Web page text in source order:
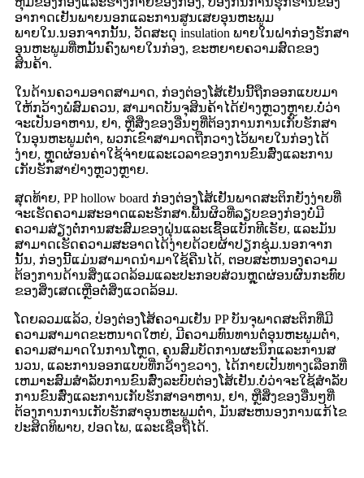
ອາກາດເຢັນພາຍນອກແລະການສູນເສຍອຸນຫະພູມ
ພາຍໃນ.ນອກຈາກນັ້ນ, ວັດສະດຸ insulation ພາຍໃນຝາກ່ອງຮັກສາ
ອຸນຫະພູມທີ່ຫມັ້ນຄົງພາຍໃນກ່ອງ, ຂະຫຍາຍຄວາມສົດຂອງ
ສິນຄ້າ.
ໃນດ້ານຄວາມອາດສາມາດ, ກ່ອງຕ່ອງໂສ້ເຢັນນີ້ຖືກອອກແບບມາ
ໃຫ້ກວ້າງພໍສົມຄວນ, ສາມາດບັນຈຸສິນຄ້າໄດ້ຢ່າງຫຼວງຫຼາຍ.ບໍ່ວ່າ
ຈະເປັນອາຫານ, ຢາ, ຫຼືສິ່ງຂອງອື່ນໆທີ່ຕ້ອງການການເກັບຮັກສາ
ໃນອຸນຫະພູມຕ່ໍາ, ພວກເຂົາສາມາດຖືກວາງໄວ້ພາຍໃນກ່ອງໄດ້
ງ່າຍ, ຫຼຸດຜ່ອນຄ່າໃຊ້ຈ່າຍແລະເວລາຂອງການຂົນສົ່ງແລະການ
ເກັບຮັກສາຢ່າງຫຼວງຫຼາຍ.
ສຸດທ້າຍ, PP hollow board ກ່ອງຕ່ອງໂສ້ເຢັນພາດສະຕິກຍັງງ່າຍທີ່
ຈະເຮັດຄວາມສະອາດແລະຮັກສາ.ພື້ນຜິວທີ່ລຽບຂອງກ່ອງບໍ່ມີ
ຄວາມສ່ຽງຕໍ່ການສະສົມຂອງຝຸ່ນແລະເຊື້ອແບັກທີເຣັຍ, ແລະມັນ
ສາມາດເຮັດຄວາມສະອາດໄດ້ງ່າຍດ້ວຍຜ້າປຽກຊຸ່ມ.ນອກຈາກ
ນັ້ນ, ກ່ອງນີ້ແມ່ນສາມາດນໍາມາໃຊ້ຄືນໄດ້, ຕອບສະຫນອງຄວາມ
ຕ້ອງການດ້ານສິ່ງແວດລ້ອມແລະປະກອບສ່ວນຫຼຸດຜ່ອນຜົນກະທົບ
ຂອງສິ່ງເສດເຫຼືອຕໍ່ສິ່ງແວດລ້ອມ.
ໂດຍລວມແລ້ວ, ປ່ອງຕ່ອງໂສ້ຄວາມເຢັນ PP ບັນຈຸພາດສະຕິກທີ່ມີ
ຄວາມສາມາດຂະຫນາດໃຫຍ່, ມີຄວາມທົນທານຕໍ່ອຸນຫະພູມຕ່ໍາ,
ຄວາມສາມາດໃນການໂຫຼດ, ຄຸນສົມບັດການຜະນຶກແລະການສ
ນວນ, ແລະການອອກແບບທີ່ກວ້າງຂວາງ, ໄດ້ກາຍເປັນທາງເລືອກທີ່
ເຫມາະສົມສໍາລັບການຂົນສົ່ງລະບົບຕ່ອງໂສ້ເຢັນ.ບໍ່ວ່າຈະໃຊ້ສໍາລັບ
ການຂົນສົ່ງແລະການເກັບຮັກສາອາຫານ, ຢາ, ຫຼືສິ່ງຂອງອື່ນໆທີ່
ຕ້ອງການການເກັບຮັກສາອຸນຫະພູມຕ່ໍາ, ມັນສະຫນອງການແກ້ໄຂ
ປະສິດທິພາບ, ປອດໄພ, ແລະເຊື່ອຖືໄດ້.